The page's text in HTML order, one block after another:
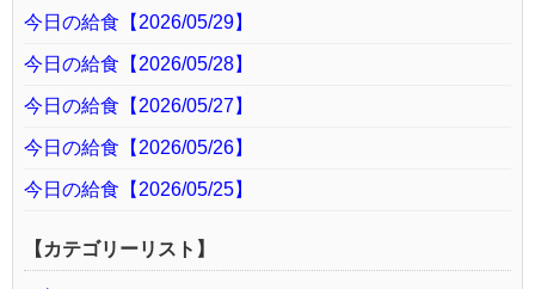
今日の給食【2026/05/29】
今日の給食【2026/05/28】
今日の給食【2026/05/27】
今日の給食【2026/05/26】
今日の給食【2026/05/25】
【カテゴリーリスト】